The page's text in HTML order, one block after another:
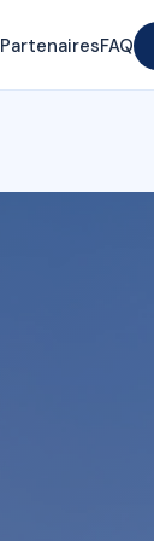
PartenairesFAQ